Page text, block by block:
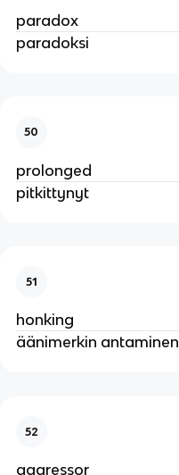
paradox
paradoksi
50
prolonged
pitkittynyt
51
honking
äänimerkin antaminen
52
aggressor